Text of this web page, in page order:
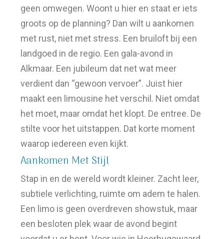
geen omwegen. Woont u hier en staat er iets
groots op de planning? Dan wilt u aankomen
met rust, niet met stress. Een bruiloft bij een
landgoed in de regio. Een gala-avond in
Alkmaar. Een jubileum dat net wat meer
verdient dan “gewoon vervoer”. Juist hier
maakt een limousine het verschil. Niet omdat
het moet, maar omdat het klopt. De entree. De
stilte voor het uitstappen. Dat korte moment
waarop iedereen even kijkt.
Aankomen Met Stijl
Stap in en de wereld wordt kleiner. Zacht leer,
subtiele verlichting, ruimte om adem te halen.
Een limo is geen overdreven showstuk, maar
een besloten plek waar de avond begint